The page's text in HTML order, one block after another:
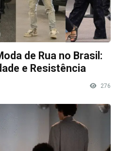
de Rua no Brasil:
e Resistência
276